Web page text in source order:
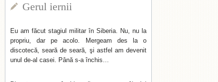
Gerul iernii
Eu am făcut stagiul militar în Siberia. Nu, nu la
propriu, dar pe acolo. Mergeam des la o
discotecă, seară de seară, şi astfel am devenit
unul de-al casei. Până s-a închis…